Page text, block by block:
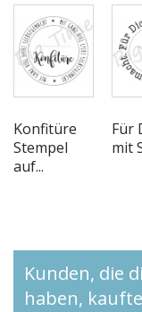
Konfitüre
Stempel
auf...
Für
mit
Kunden, die
haben,